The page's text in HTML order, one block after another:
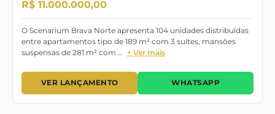
R$ 11.000.000,00
O Scenarium Brava Norte apresenta 104 unidades distribuídas
entre apartamentos tipo de 189 m² com 3 suítes, mansões
suspensas de 281 m² com … + Ver mais
VER LANÇAMENTO WHATSAPP